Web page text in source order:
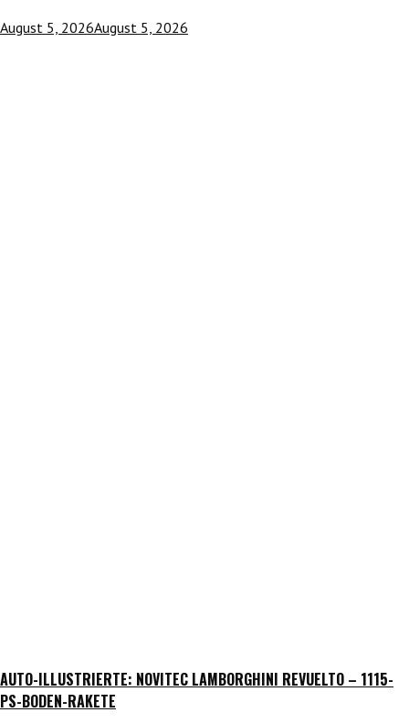
August 5, 2026August 5, 2026
AUTO-ILLUSTRIERTE: NOVITEC LAMBORGHINI REVUELTO – 1115-
PS-BODEN-RAKETE